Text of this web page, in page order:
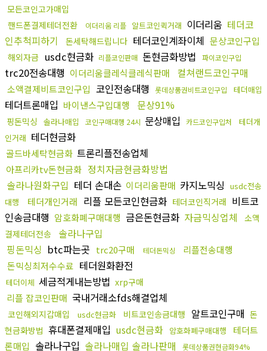
모든코인고가매입
핸드폰결제테더전환
이더리움 리플 알트코인퀵거래 이더리움 테더코
인추척피하기
돈세탁해드립니다 테더코인계좌이체 문상코인구입
해외자금 usdc현금화 리플코인판매 돈현금화방법 파이코인구입
trc20전송대행 이더리움클레식클레식판매 컬쳐랜드코인구매
소액결제비트코인구입 코인전송대행 롯데상품권비트코인구입 테더매입
테더트론매입 바이낸스구입대행 문상91%
핑돈믹싱 솔라나매입 코인구매대행 24시 문상매입 카드코인구입처
테더개
인거래 테더현금화
골드바세탁현금화 트론리플전송업체
아프리카tv돈현금화 정치자금현금화방법
솔라나원화구입 테더 손대손 이더리움판매 카지노믹싱 usdc전송
대행
테더개인거래 리플 모든코인현금화 테더코인직거래 비트코
인송금대행 암호화폐구매대행 금은돈현금화 자금믹싱업체
소액
결제테더전송
솔라나구입
핑돈믹싱 btc파는곳 trc20구매 테더돈믹싱
리플전송대행
돈믹싱최저수수료 테더원화환전
테더이체 세금적게내는방법 xrp구매
리플 잡코인판매 국내거래소fds해결업체
코인해외지갑매입 usdc현금화 비트코인송금대행 알트코인구매 돈
현금화방법 휴대폰결제매입 usdc현금화 암호화폐구매대행
테더트
론매입 솔라나구입 솔라나매입 솔라나판매 롯데상품권현금화94%